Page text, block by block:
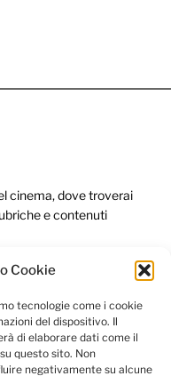
Cookie
tecnologie come i cookie
del dispositivo. Il
di elaborare dati come il
questo sito. Non
negativamente su alcune
cinema, dove troverai
e contenuti